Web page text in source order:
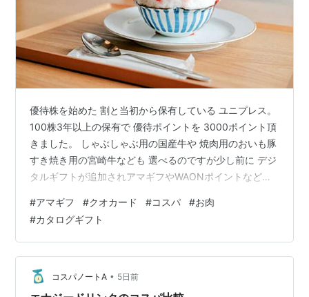
優待株を始めた 割と当初から保有している ユニプレス。
100株3年以上の保有で 優待ポイントを 3000ポイント頂
きました。 しゃぶしゃぶ用の国産牛や 焼肉用のおいも豚
すき焼き用の宮崎牛なども 選べるのですが少し前に デジ
タルギフトが追加されアマギフやWAONポイントなども
ことが多かったのですがAmazonでのお買い物が 定期的
にあるので今回はアマギフに してみました。 カタログギ
フト、 届くの楽しみだし いいのだけど実利で考えると
やっぱりギフトカード系に 軍配が上がる気がして。 ユニ
プレスは 何を思って買ったか もう覚えてないので…
#アマギフ #クオカード #コスパ #お肉
#カタログギフト
コスパノートA • 5日前